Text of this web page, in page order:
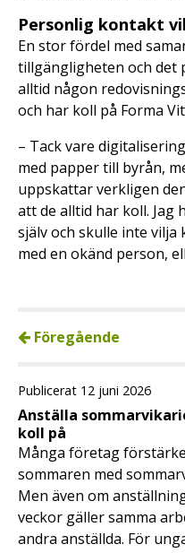
Personlig kontakt
En stor fördel med
tillgängligheten och det
alltid någon
och har koll på Forma
– Tack vare
med papper till byrån,
uppskattar verkligen
att de alltid har koll.
själv och skulle inte
med en okänd person,
Föregående
Publicerat 12 juni 2026
Anställa
koll på
Många företag
sommaren med
Men även om
veckor gäller samma
andra anställda. För